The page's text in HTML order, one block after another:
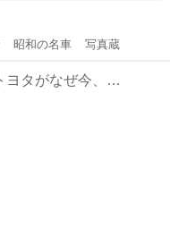
昭和の名車 写真蔵
ホンダとトヨタがなぜ今、全力タッグを組むのか。「SF NEXT50」プロジェクト誕生の背景とこれからの展望